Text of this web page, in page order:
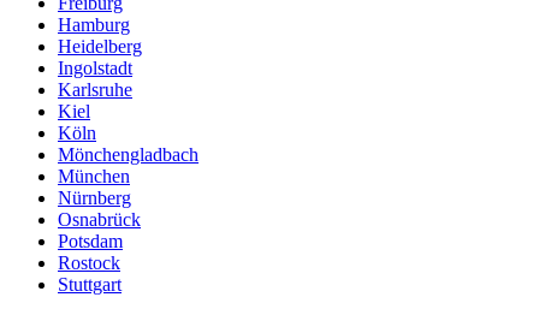
Hamburg
Heidelberg
Ingolstadt
Karlsruhe
Kiel
Köln
Mönchengladbach
München
Nürnberg
Osnabrück
Potsdam
Rostock
Stuttgart